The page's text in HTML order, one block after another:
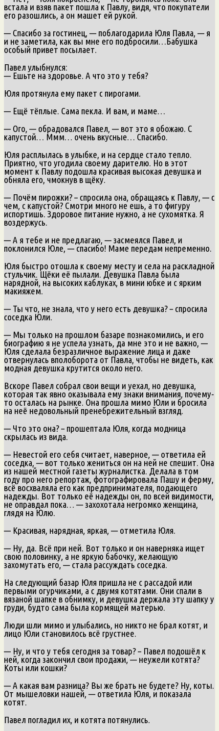
встала и взяв пакет пошла к Павлу, видя, что покупатели
его разошлись, а он машет ей рукой.
— Спасибо за гостинец, — поблагодарила Юля Павла, — я
и не заметила, как вы мне его подбросили…Бабушка
особый привет посылает.
Павел улыбнулся:
— Ешьте на здоровье. А что это у тебя?
Юля протянула ему пакет с пирогами.
— Ещё тёплые. Сама пекла. И вам, и маме…
— Ого, — обрадовался Павел, — вот это я обожаю. С
капустой… Ммм… очень вкусные… Спасибо.
Юля расплылась в улыбке, и на сердце стало тепло.
Приятно, что угодила своему дарителю. Но в этот
момент к Павлу подошла красивая высокая девушка и
обняла его, чмокнув в щёку.
— Почём пирожки? – спросила она, обращаясь к Павлу, — с
чем, с капустой? Смотри много не ешь, а то фигуру
испортишь. Здоровое питание нужно, а не сухомятка. Я
воздержусь.
— А я тебе и не предлагаю, — засмеялся Павел, и
поклонился Юле, — спасибо! Маме передам непременно.
Юля быстро отошла к своему месту и села на раскладной
стульчик. Щёки её пылали. Девушка Павла была
нарядной, на высоких каблуках, в мини юбке и с ярким
макияжем.
— Ты что, не знала, что у него есть девушка? – спросила
соседка Юли.
— Мы только на прошлом базаре познакомились, и его
биографию я не успела узнать, да мне это и не важно, —
Юля сделала безразличное выражение лица и даже
отвернулась вполоборота от Павла, чтобы не видеть, как
модная девушка крутится около него.
Вскоре Павел собрал свои вещи и уехал, но девушка,
которая так явно оказывала ему знаки внимания, почему-
то осталась на рынке. Она прошла мимо Юли и бросила
на неё недовольный пренебрежительный взгляд.
— Что это она? – прошептала Юля, когда модница
скрылась из вида.
— Невестой его себя считает, наверное, — ответила ей
соседка, — вот только жениться он на ней не спешит. Она
из нашей местной газеты журналистка. Делала в том
году про него репортаж, фотографировала Пашу и ферму,
всё восхваляла его как предпринимателя, подающего
надежды. Вот только её надежды он, по всей видимости,
не оправдал пока… — захохотала негромко женщина,
глядя на Юлю.
— Красивая, нарядная, яркая, — отметила Юля.
— Ну, да. Всё при ней. Вот только и он наверняка ищет
свою половинку, а не яркую бабочку, желающую
захомутать его, — стала рассуждать соседка.
На следующий базар Юля пришла не с рассадой или
первыми огурчиками, а с двумя котятами. Они спали в
вязаной шапке в обнимку, и девушка держала эту шапку у
груди, будто сама была кормящей матерью.
Люди шли мимо и улыбались, но никто не брал котят, и
лицо Юли становилось всё грустнее.
— Ну, и что у тебя сегодня за товар? – Павел подошёл к
ней, когда закончил свои продажи, — неужели котята?
Коты или кошки?
— А какая вам разница? Вы же брать не будете? Ну, коты.
От мышеловки нашей, — ответила Юля, и показала
котят.
Павел погладил их, и котята потянулись.